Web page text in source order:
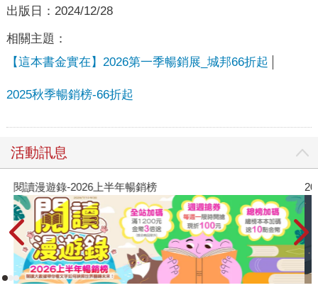
出版日： 2024/12/28
相關主題：
【這本書金實在】2026第一季暢銷展_城邦66折起
2025秋季暢銷榜-66折起
活動訊息
閱讀漫遊錄-2026上半年暢銷榜